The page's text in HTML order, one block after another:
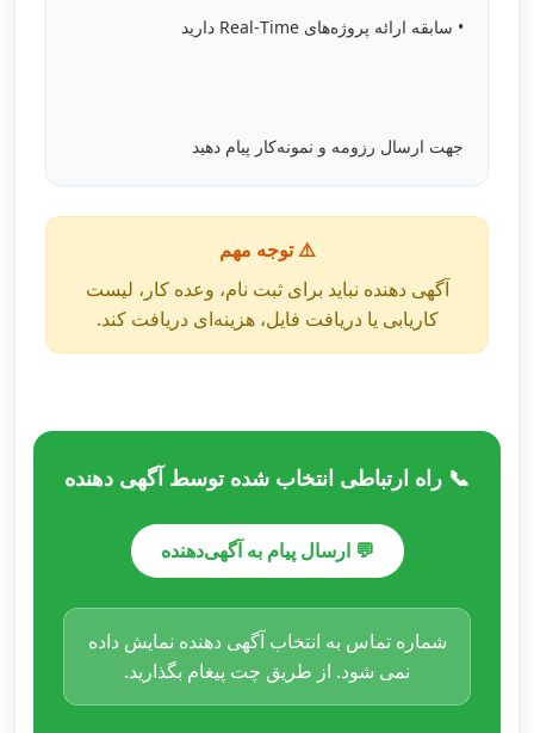
• سابقه ارائه پروژه‌های Real‑Time دارید
جهت ارسال رزومه و نمونه‌کار پیام دهید
⚠️ توجه مهم
آگهی دهنده نباید برای ثبت نام، وعده کار، لیست
کاریابی یا دریافت فایل، هزینه‌ای دریافت کند.
📞 راه ارتباطی انتخاب شده توسط آگهی دهنده
💬 ارسال پیام به آگهی‌دهنده
شماره تماس به انتخاب آگهی دهنده نمایش داده
نمی شود. از طریق چت پیغام بگذارید.